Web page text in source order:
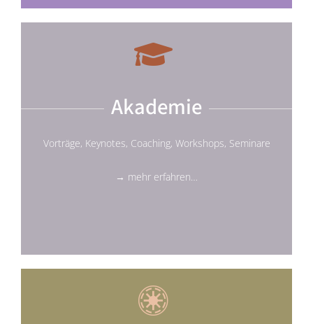
Akademie
Vorträge, Keynotes, Coaching, Workshops, Seminare
→ mehr erfahren…